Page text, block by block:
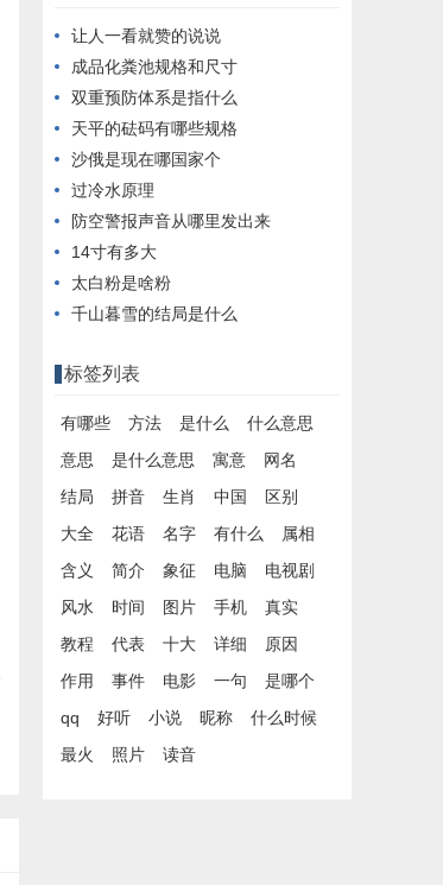
让人一看就赞的说说
成品化粪池规格和尺寸
双重预防体系是指什么
天平的砝码有哪些规格
沙俄是现在哪国家个
过冷水原理
防空警报声音从哪里发出来
14寸有多大
太白粉是啥粉
千山暮雪的结局是什么
标签列表
有哪些 方法 是什么
什么意思
意思
是什么意思 寓意
网名
结局
拼音 生肖 中国
区别
大全
花语 名字 有什么
属相
含义
简介 象征 电脑
电视剧
风水
时间 图片 手机
真实
教程
代表 十大 详细
原因
作用
事件 电影 一句
是哪个
qq
好听 小说 昵称
什么时候
最火
照片 读音